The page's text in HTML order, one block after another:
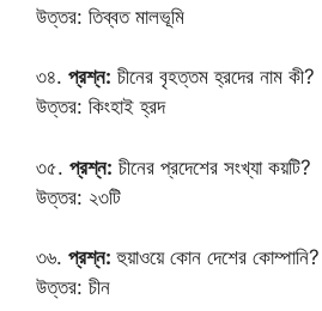
উত্তর: তিব্বত মালভূমি
৩৪. প্রশ্ন: চীনের বৃহত্তম হ্রদের নাম কী?
উত্তর: কিংহাই হ্রদ
৩৫. প্রশ্ন: চীনের প্রদেশের সংখ্যা কয়টি?
উত্তর: ২৩টি
৩৬. প্রশ্ন: হুয়াওয়ে কোন দেশের কোম্পানি?
উত্তর: চীন